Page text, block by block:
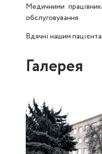
Медичними
обслуговування.
Вдячні нашим
Галерея